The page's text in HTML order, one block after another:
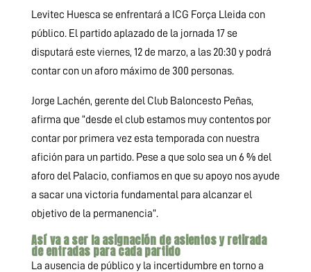
Levitec Huesca se enfrentará a ICG Força Lleida con
público. El partido aplazado de la jornada 17 se
disputará este viernes, 12 de marzo, a las 20:30 y podrá
contar con un aforo máximo de 300 personas.
Jorge Lachén, gerente del Club Baloncesto Peñas,
afirma que “desde el club estamos muy contentos por
contar por primera vez esta temporada con nuestra
afición para un partido. Pese a que solo sea un 6 % del
aforo del Palacio, confiamos en que su apoyo nos ayude
a sacar una victoria fundamental para alcanzar el
objetivo de la permanencia”.
Así va a ser la asignación de asientos y retirada
de entradas para cada partido
La ausencia de público y la incertidumbre en torno a